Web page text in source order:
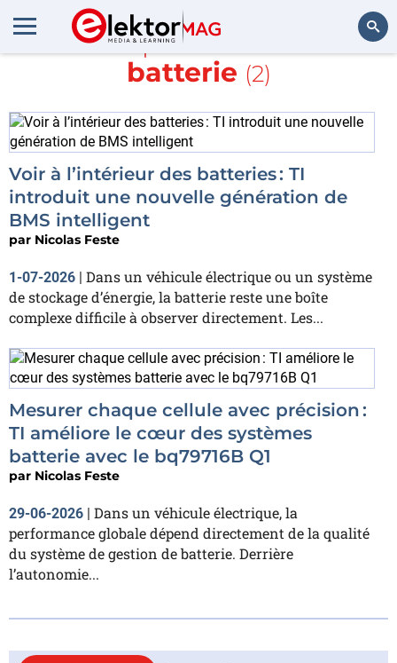
En savoir plus sur
moniteur
batterie (2)
Voir à l’intérieur des batteries : TI
introduit une nouvelle génération de
BMS intelligent
par Nicolas Feste
1-07-2026 | Dans un véhicule électrique ou un système
de stockage d’énergie, la batterie reste une boîte
complexe difficile à observer directement. Les...
Mesurer chaque cellule avec précision :
TI améliore le cœur des systèmes
batterie avec le bq79716B Q1
par Nicolas Feste
29-06-2026 | Dans un véhicule électrique, la
performance globale dépend directement de la qualité
du système de gestion de batterie. Derrière
l’autonomie...